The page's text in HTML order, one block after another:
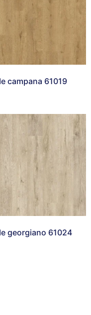
campana 61019
georgiano 61024